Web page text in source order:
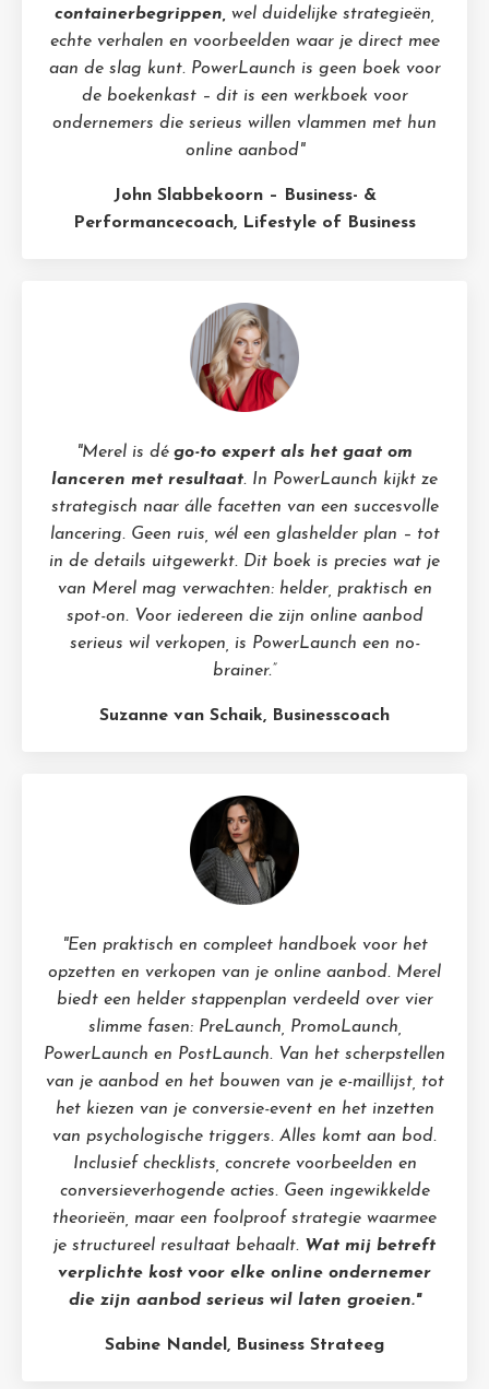
containerbegrippen, wel duidelijke strategieën,
echte verhalen en voorbeelden waar je direct mee
aan de slag kunt. PowerLaunch is geen boek voor
de boekenkast – dit is een werkboek voor
ondernemers die serieus willen vlammen met hun
online aanbod"
John Slabbekoorn – Business- &
Performancecoach, Lifestyle of Business
"Merel is dé go-to expert als het gaat om
lanceren met resultaat. In PowerLaunch kijkt ze
strategisch naar álle facetten van een succesvolle
lancering. Geen ruis, wél een glashelder plan – tot
in de details uitgewerkt. Dit boek is precies wat je
van Merel mag verwachten: helder, praktisch en
spot-on. Voor iedereen die zijn online aanbod
serieus wil verkopen, is PowerLaunch een no-
brainer.”
Suzanne van Schaik, Businesscoach
"Een praktisch en compleet handboek voor het
opzetten en verkopen van je online aanbod. Merel
biedt een helder stappenplan verdeeld over vier
slimme fasen: PreLaunch, PromoLaunch,
PowerLaunch en PostLaunch. Van het scherpstellen
van je aanbod en het bouwen van je e-maillijst, tot
het kiezen van je conversie-event en het inzetten
van psychologische triggers. Alles komt aan bod.
Inclusief checklists, concrete voorbeelden en
conversieverhogende acties. Geen ingewikkelde
theorieën, maar een foolproof strategie waarmee
je structureel resultaat behaalt. Wat mij betreft
verplichte kost voor elke online ondernemer
die zijn aanbod serieus wil laten groeien."
Sabine Nandel, Business Strateeg